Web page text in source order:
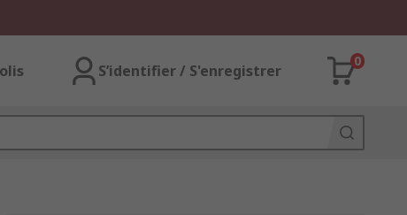
S’identifier / S'enregistrer
0